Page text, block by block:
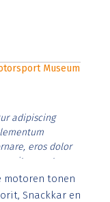
Museum
adipiscing
eros dolor
vitae erat.
rutrum lorem
posuere.
motoren tonen
Snackkar en